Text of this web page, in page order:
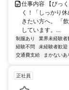
仕事内容 【びっ
く！「しっかり
きたい方へ。 「
しています。...
制服あり 業界未経験者
経験不問
未経験者歓迎
交通費支給
まかないあ
正社員